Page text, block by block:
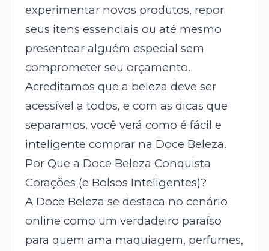
experimentar novos produtos, repor
seus itens essenciais ou até mesmo
presentear alguém especial sem
comprometer seu orçamento.
Acreditamos que a beleza deve ser
acessível a todos, e com as dicas que
separamos, você verá como é fácil e
inteligente comprar na Doce Beleza.
Por Que a Doce Beleza Conquista
Corações (e Bolsos Inteligentes)?
A Doce Beleza se destaca no cenário
online como um verdadeiro paraíso
para quem ama maquiagem, perfumes,